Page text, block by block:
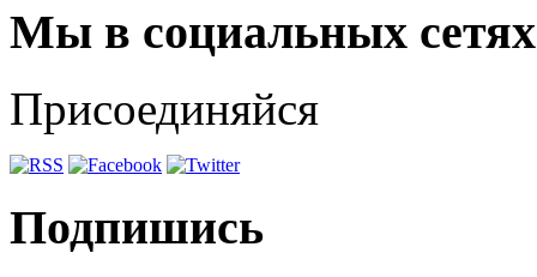
Мы в социальных сетях
Присоединяйся
Подпишись